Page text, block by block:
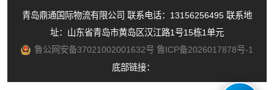
青岛鼎通国际物流有限公司 联系电话：13156256495 联系地
址：山东省青岛市黄岛区汉江路1号15栋1单元
鲁公网安备37021002001632号 鲁ICP备2026017878号-1
底部链接：